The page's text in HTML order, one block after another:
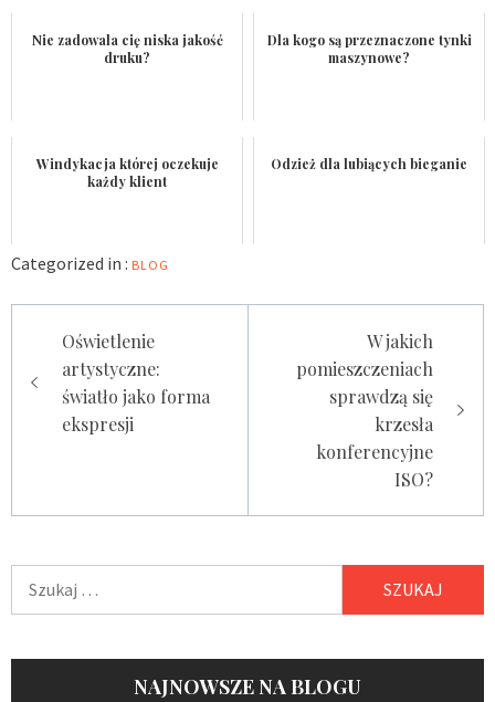
Nie zadowala cię niska jakość
druku?
Dla kogo są przeznaczone tynki
maszynowe?
Windykacja której oczekuje
każdy klient
Odzież dla lubiących bieganie
Categorized in : BLOG
wpisuOświetlenie
artystyczne:
światło jako forma
ekspresji
W jakich
pomieszczeniach
sprawdzą się
krzesła
konferencyjne
ISO?
NAJNOWSZE NA BLOGU